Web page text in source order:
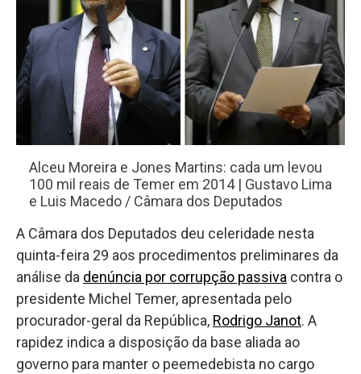
Alceu Moreira e Jones Martins: cada um levou
100 mil reais de Temer em 2014 | Gustavo Lima
e Luis Macedo / Câmara dos Deputados
A Câmara dos Deputados deu celeridade nesta
quinta-feira 29 aos procedimentos preliminares da
análise da denúncia por corrupção passiva contra o
presidente Michel Temer, apresentada pelo
procurador-geral da República, Rodrigo Janot. A
rapidez indica a disposição da base aliada ao
governo para manter o peemedebista no cargo